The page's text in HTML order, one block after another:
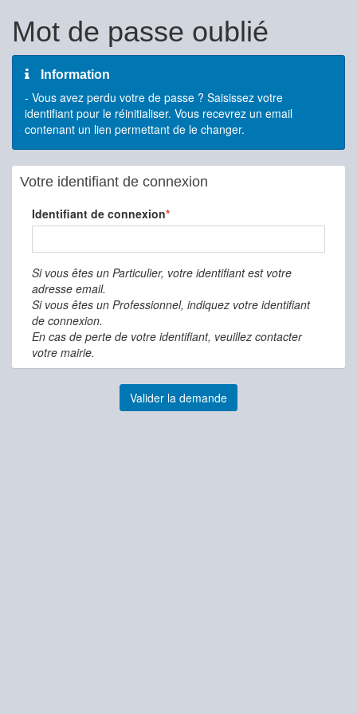
Mot de passe oublié
Information
- Vous avez perdu votre de passe ? Saisissez votre
identifiant pour le réinitialiser. Vous recevrez un email
contenant un lien permettant de le changer.
Votre identifiant de connexion
Identifiant de connexion
Si vous êtes un Particulier, votre identifiant est votre
adresse email.
Si vous êtes un Professionnel, indiquez votre identifiant
de connexion.
En cas de perte de votre identifiant, veuillez contacter
votre mairie.